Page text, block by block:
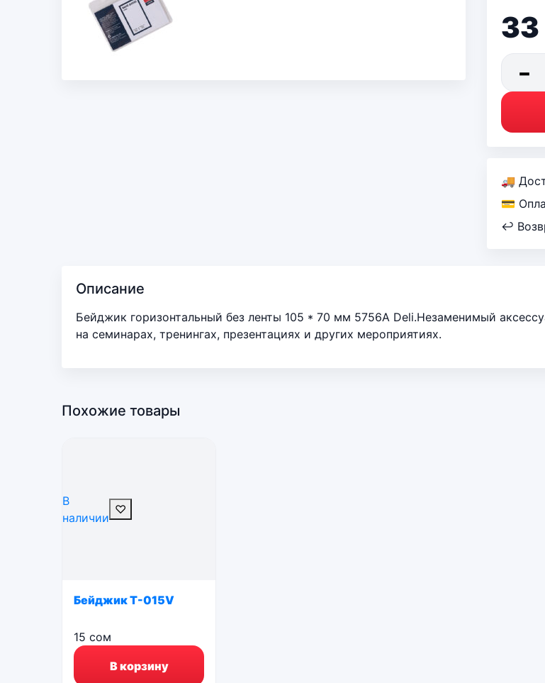
33
−
🚚
💳
↩
Описание
Бейджик горизонтальный без ленты 105 * 70 мм 5756A Deli.Незаменимый
на семинарах, тренингах, презентациях и других мероприятиях.
Похожие товары
В
наличии
♡
Бейджик T-015V
15 сом
В корзину